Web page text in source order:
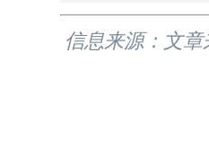
信息来源：文章